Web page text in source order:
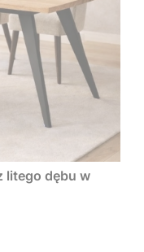
litego dębu w